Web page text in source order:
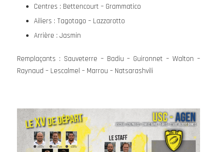
Centres : Bettencourt – Grammatico
Ailiers : Tagotago – Lazzarotto
Arrière : Jasmin
Remplaçants : Sauveterre – Badiu – Guironnet – Walton –
Raynaud – Lescalmel – Marrou – Natsarashvili